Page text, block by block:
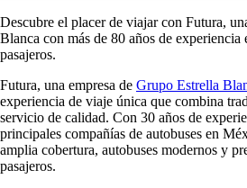
Descubre el placer de viajar con Futura,
Blanca con más de 80 años de experiencia
pasajeros.
Futura, una empresa de Grupo Estrella
experiencia de viaje única que combina
servicio de calidad. Con 30 años de
principales compañías de autobuses en
amplia cobertura, autobuses modernos y
pasajeros.